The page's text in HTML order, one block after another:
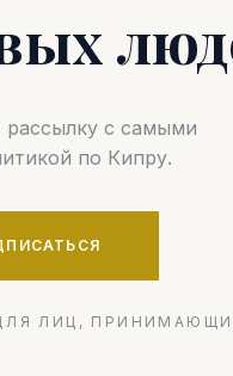
с самыми
по Кипру.
ЛИЦ,